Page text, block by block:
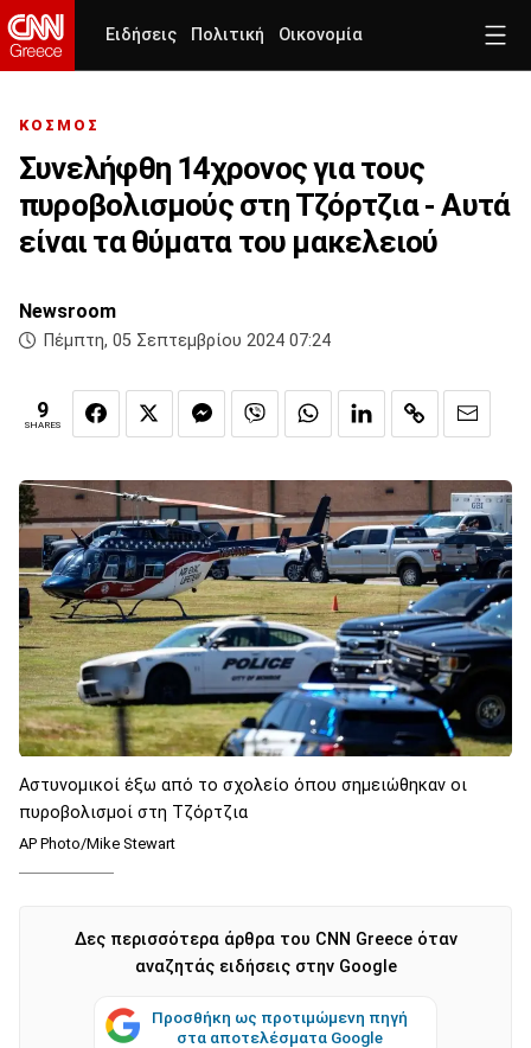
Ειδήσεις Πολιτική Οικονομία
ΚΟΣΜΟΣ
Συνελήφθη 14χρονος για τους
πυροβολισμούς στη Τζόρτζια - Αυτά
είναι τα θύματα του μακελειού
Newsroom
Πέμπτη, 05 Σεπτεμβρίου 2024 07:24
9
SHARES
Αστυνομικοί έξω από το σχολείο όπου σημειώθηκαν οι
πυροβολισμοί στη Τζόρτζια
AP Photo/Mike Stewart
Δες περισσότερα άρθρα του CNN Greece όταν
αναζητάς ειδήσεις στην Google
Προσθήκη ως προτιμώμενη πηγή
στα αποτελέσματα Google